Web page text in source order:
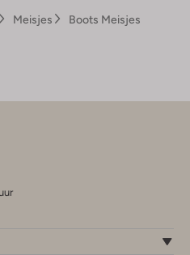
Meisjes Boots Meisjes